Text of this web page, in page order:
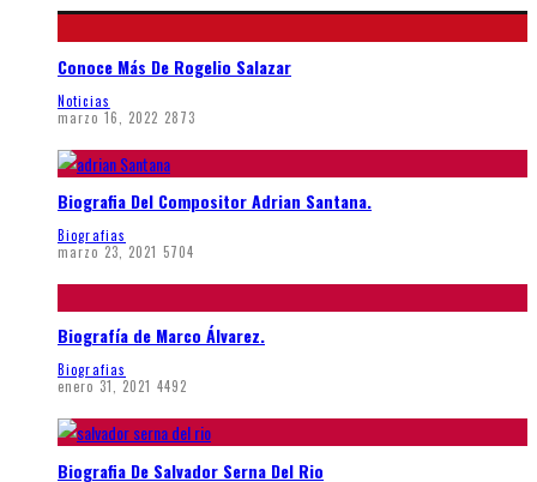
Conoce Más De Rogelio Salazar
Noticias
marzo 16, 2022 2873
Biografia Del Compositor Adrian Santana.
Biografias
marzo 23, 2021 5704
Biografía de Marco Álvarez.
Biografias
enero 31, 2021 4492
Biografia De Salvador Serna Del Rio